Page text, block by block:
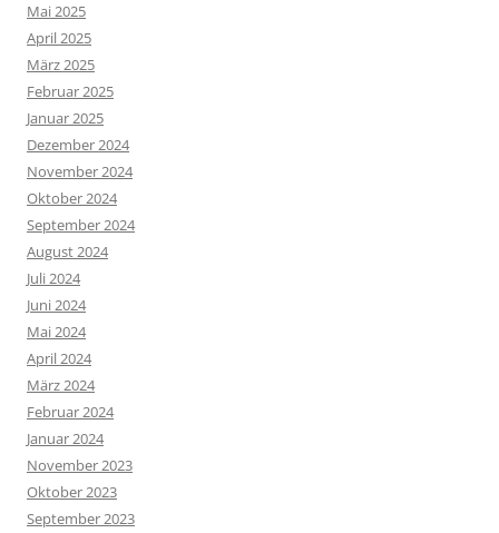
Mai 2025
April 2025
März 2025
Februar 2025
Januar 2025
Dezember 2024
November 2024
Oktober 2024
September 2024
August 2024
Juli 2024
Juni 2024
Mai 2024
April 2024
März 2024
Februar 2024
Januar 2024
November 2023
Oktober 2023
September 2023